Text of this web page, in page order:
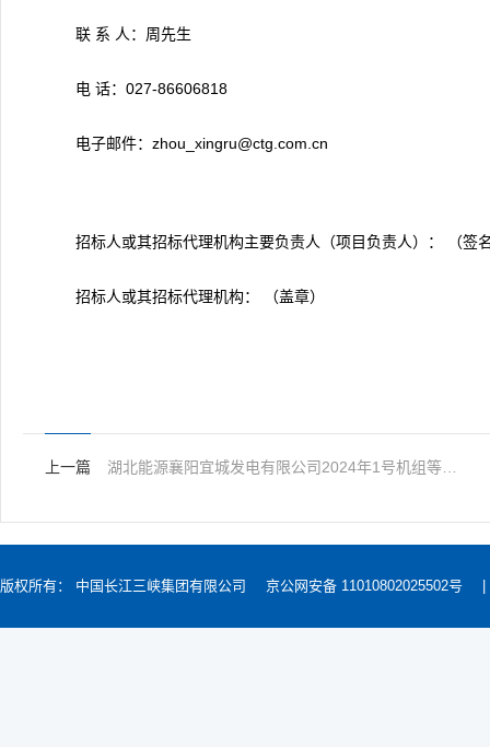
联 系 人：周先生
电 话：027-86606818
电子邮件：zhou_xingru@ctg.com.cn
招标人或其招标代理机构主要负责人（项目负责人）： （签
招标人或其招标代理机构： （盖章）
上一篇
版权所有： 中国长江三峡集团有限公司 京公网安备 11010802025502号